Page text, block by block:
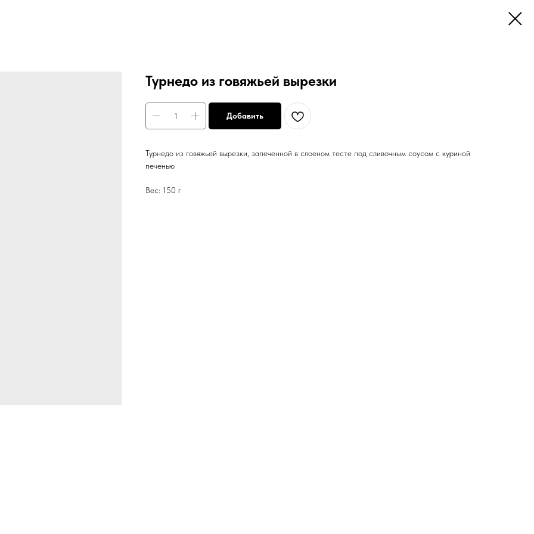
Турнедо из говяжьей вырезки
Добавить
Турнедо из говяжьей вырезки, запеченной в слоеном тесте под сливочным соусом с куриной
печенью
Вес: 150 г